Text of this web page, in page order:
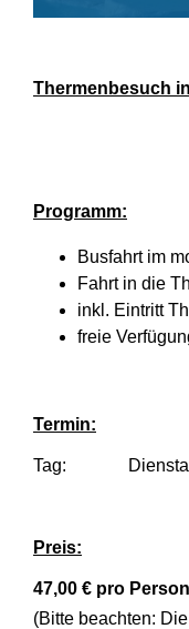
Thermenbesuch
Programm:
Busfahrt im
Fahrt in die
inkl. Eintritt
freie
Termin:
Tag: Dienstag,
Preis:
47,00 € pro Person
(Bitte beachten: